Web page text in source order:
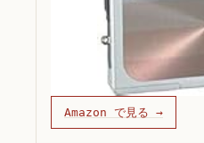
Amazon で見る →